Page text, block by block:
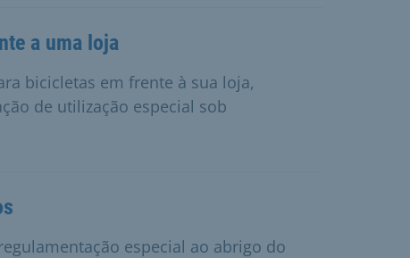
a uma loja
bicicletas em frente à sua loja,
de utilização especial sob
especial ao abrigo do